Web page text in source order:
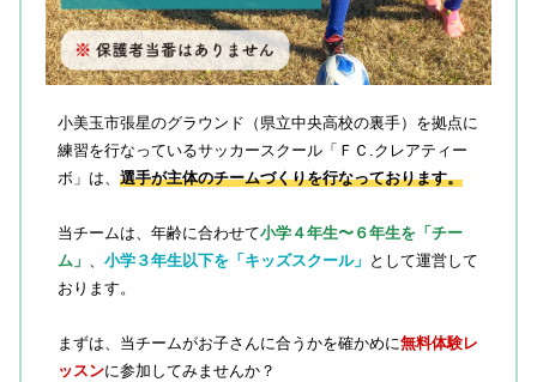
小美玉市張星のグラウンド（県立中央高校の裏手）を拠点に
練習を行なっているサッカースクール「ＦＣ.クレアティー
ボ」は、 選手が主体のチームづくりを行なっております。
当チームは、年齢に合わせて小学４年生〜６年生を「チー
ム」 、 小学３年生以下を「キッズスクール」 として運営して
おります。
まずは、当チームがお子さんに合うかを確かめに無料体験レ
ッスンに参加してみませんか？